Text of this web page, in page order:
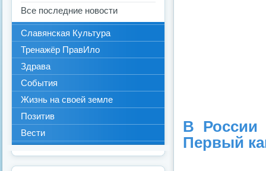
В России
Первый
Все последние новости
Славянская Культура
Тренажёр ПравИло
Здрава
События
Жизнь на своей земле
Позитив
Вести